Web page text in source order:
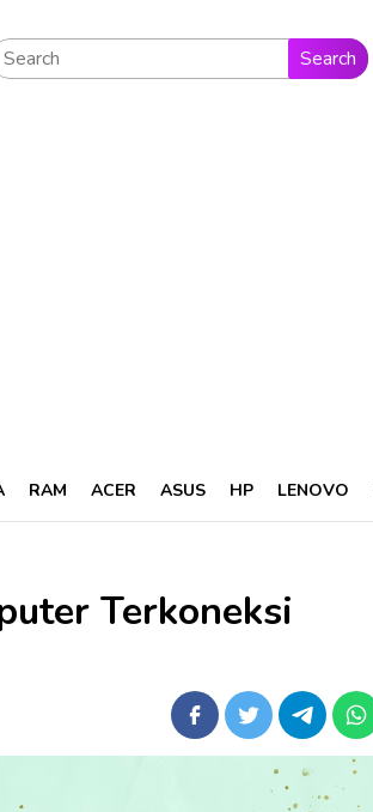
Search
RAM ACER ASUS HP LENOVO
Terkoneksi